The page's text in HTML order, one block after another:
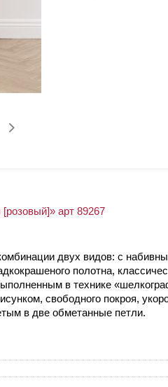
арт 89267
двух видов: с
полотна,
в технике
свободного покроя,
в две обметанные петли.